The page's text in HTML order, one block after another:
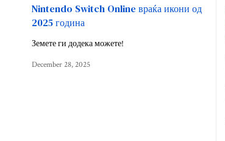
Nintendo Switch Online враќа икони од
2025 година
Земете ги додека можете!
December 28, 2025